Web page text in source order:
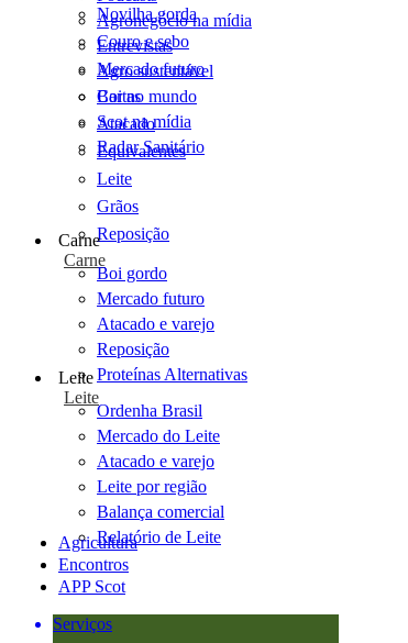
Agronegócio na mídia
Entrevistas
Agro sustentável
Cartas
Scot na mídia
Radar Sanitário
Novilha gorda
Couro e sebo
Mercado futuro
Boi no mundo
Atacado
Equivalentes
Leite
Grãos
Reposição
Carne
Carne
Boi gordo
Mercado futuro
Atacado e varejo
Reposição
Proteínas Alternativas
Leite
Leite
Ordenha Brasil
Mercado do Leite
Atacado e varejo
Leite por região
Balança comercial
Relatório de Leite
Agricultura
Encontros
APP Scot
Serviços